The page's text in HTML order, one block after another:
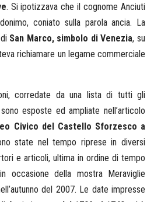
. Si ipotizzava che il cognome Anciuti
coniato sulla parola ancia. La
San Marco, simbolo di Venezia, su
richiamare un legame commerciale
corredate da una lista di tutti gli
esposte ed ampliate nell’articolo
Civico del Castello Sforzesco a
state nel tempo riprese in diversi
e articoli, ultima in ordine di tempo
occasione della mostra Meraviglie
del 2007. Le date impresse